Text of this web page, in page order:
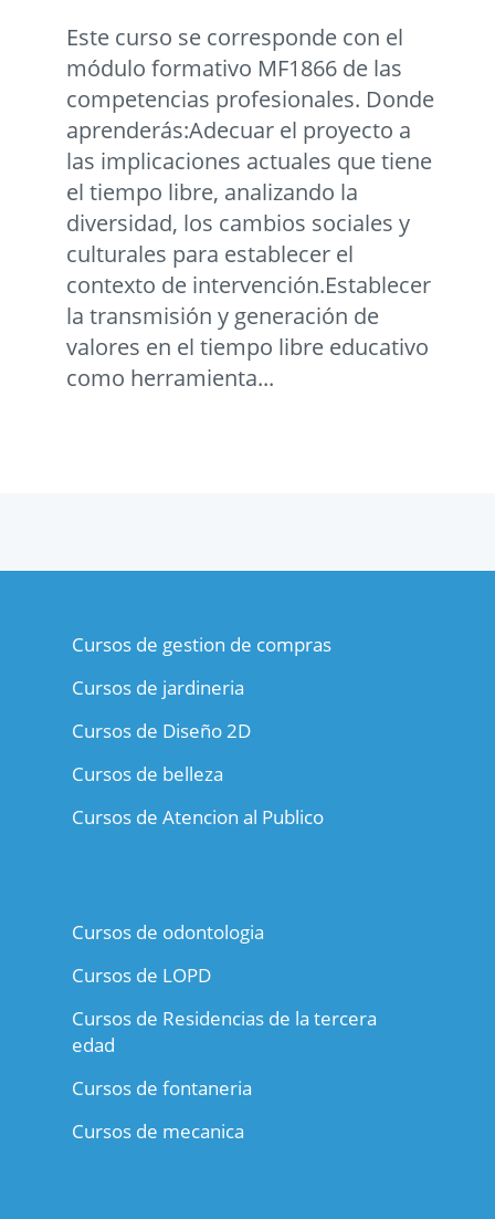
Este curso se corresponde con el
módulo formativo MF1866 de las
competencias profesionales. Donde
aprenderás:Adecuar el proyecto a
las implicaciones actuales que tiene
el tiempo libre, analizando la
diversidad, los cambios sociales y
culturales para establecer el
contexto de intervención.Establecer
la transmisión y generación de
valores en el tiempo libre educativo
como herramienta...
Cursos de gestion de compras
Cursos de jardineria
Cursos de Diseño 2D
Cursos de belleza
Cursos de Atencion al Publico
Cursos de odontologia
Cursos de LOPD
Cursos de Residencias de la tercera
edad
Cursos de fontaneria
Cursos de mecanica